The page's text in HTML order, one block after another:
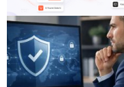
Porego ile Kargo
Süreçlerinizi Daha Kolay
Yönetin